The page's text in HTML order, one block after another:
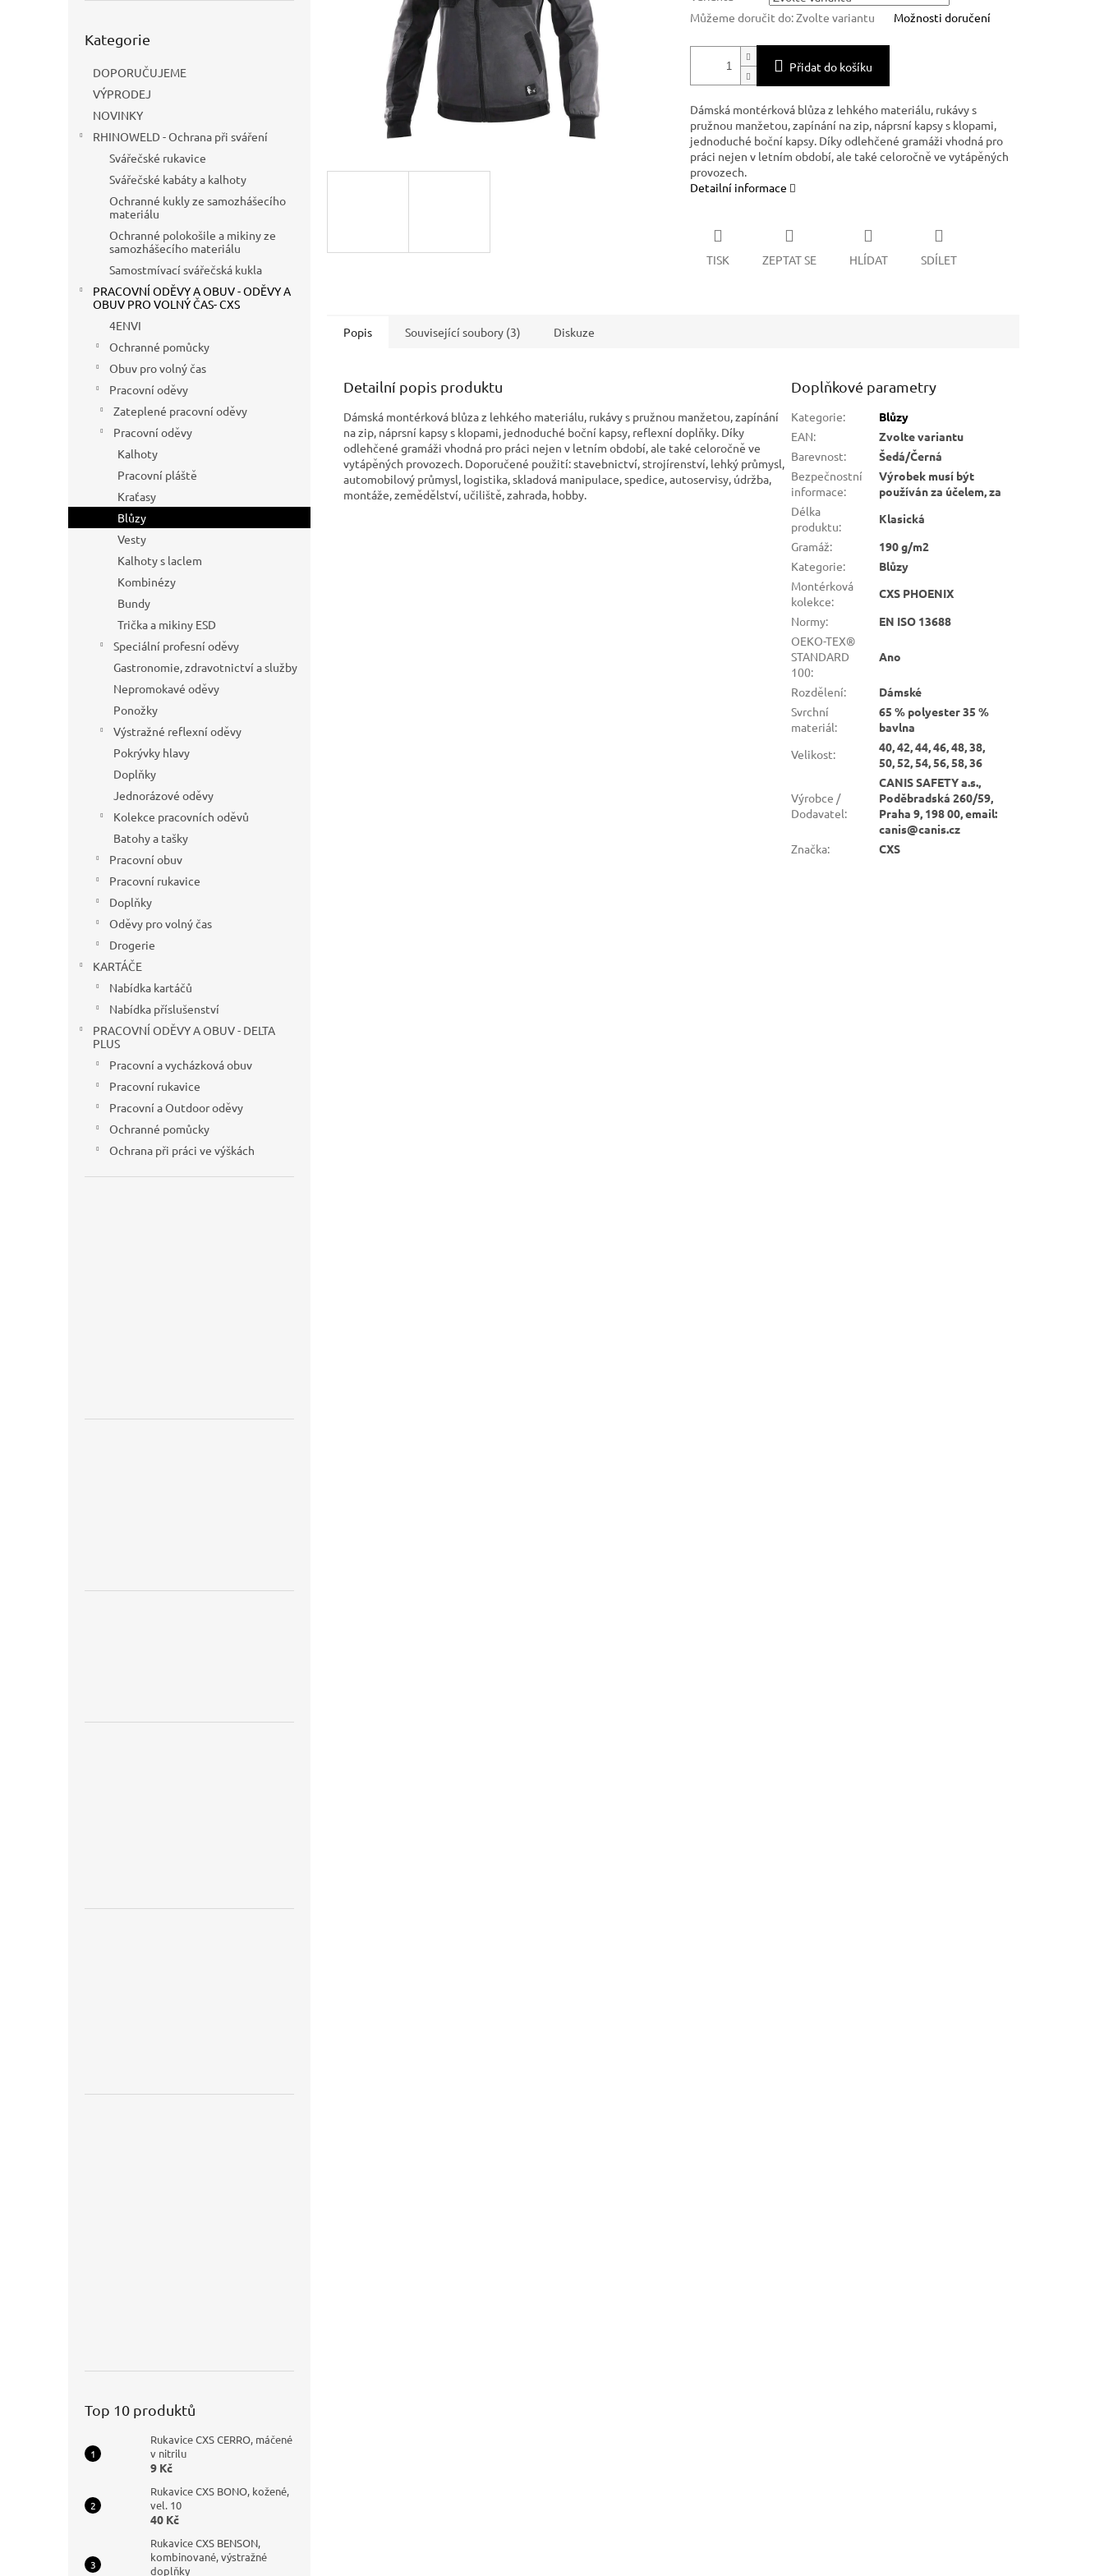
kategorie
Kategorie
DOPORUČUJEME
VÝPRODEJ
NOVINKY
RHINOWELD - Ochrana při sváření
Svářečské rukavice
Svářečské kabáty a kalhoty
Ochranné kukly ze samozhášecího
materiálu
Ochranné polokošile a mikiny ze
samozhášecího materiálu
Samostmívací svářečská kukla
PRACOVNÍ ODĚVY A OBUV - ODĚVY A
OBUV PRO VOLNÝ ČAS- CXS
4ENVI
Ochranné pomůcky
Obuv pro volný čas
Pracovní oděvy
Zateplené pracovní oděvy
Pracovní oděvy
Kalhoty
Pracovní pláště
Kraťasy
Blůzy
Vesty
Kalhoty s laclem
Kombinézy
Bundy
Trička a mikiny ESD
Speciální profesní oděvy
Gastronomie, zdravotnictví a služby
Nepromokavé oděvy
Ponožky
Výstražné reflexní oděvy
Pokrývky hlavy
Doplňky
Jednorázové oděvy
Kolekce pracovních oděvů
Batohy a tašky
Pracovní obuv
Pracovní rukavice
Doplňky
Oděvy pro volný čas
Drogerie
KARTÁČE
Nabídka kartáčů
Nabídka příslušenství
PRACOVNÍ ODĚVY A OBUV - DELTA
PLUS
Pracovní a vycházková obuv
Pracovní rukavice
Pracovní a Outdoor oděvy
Ochranné pomůcky
Ochrana při práci ve výškách
Top 10 produktů
Rukavice CXS CERRO, máčené
v nitrilu
9 Kč
Rukavice CXS BONO, kožené,
vel. 10
40 Kč
Rukavice CXS BENSON,
kombinované, výstražné
doplňky
Můžeme doručit do:Zvolte variantu Možnosti doručení
Přidat do košíku
Dámská montérková blůza z lehkého materiálu, rukávy s
pružnou manžetou, zapínání na zip, náprsní kapsy s klopami,
jednoduché boční kapsy. Díky odlehčené gramáži vhodná pro
práci nejen v letním období, ale také celoročně ve vytápěných
provozech.
Detailní informace
TISK ZEPTAT SE HLÍDAT SDÍLET
Popis Související soubory (3) Diskuze
Detailní popis produktu
Dámská montérková blůza z lehkého materiálu, rukávy s pružnou manžetou, zapínání
na zip, náprsní kapsy s klopami, jednoduché boční kapsy, reflexní doplňky. Díky
odlehčené gramáži vhodná pro práci nejen v letním období, ale také celoročně ve
vytápěných provozech. Doporučené použití: stavebnictví, strojírenství, lehký průmysl,
automobilový průmysl, logistika, skladová manipulace, spedice, autoservisy, údržba,
montáže, zemědělství, učiliště, zahrada, hobby.
Doplňkové parametry
Kategorie:
Blůzy
EAN:
Zvolte variantu
Barevnost:
Šedá/Černá
Bezpečnostní
informace:
Výrobek musí být
používán za účelem, za
Délka
produktu:
Klasická
Gramáž:
190 g/m2
Kategorie:
Blůzy
Montérková
kolekce:
CXS PHOENIX
Normy:
EN ISO 13688
OEKO-TEX®
STANDARD
100:
Ano
Rozdělení:
Dámské
Svrchní
materiál:
65 % polyester 35 %
bavlna
Velikost:
40, 42, 44, 46, 48, 38,
50, 52, 54, 56, 58, 36
Výrobce /
Dodavatel:
CANIS SAFETY a.s.,
Poděbradská 260/59,
Praha 9, 198 00, email:
canis@canis.cz
Značka: CXS